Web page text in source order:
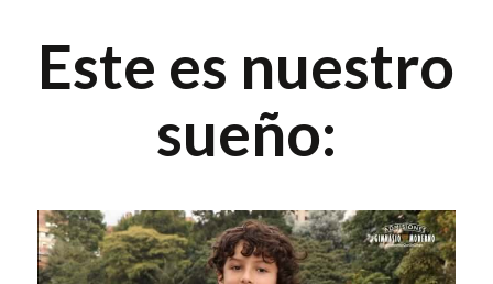
Este es nuestro
sueño: